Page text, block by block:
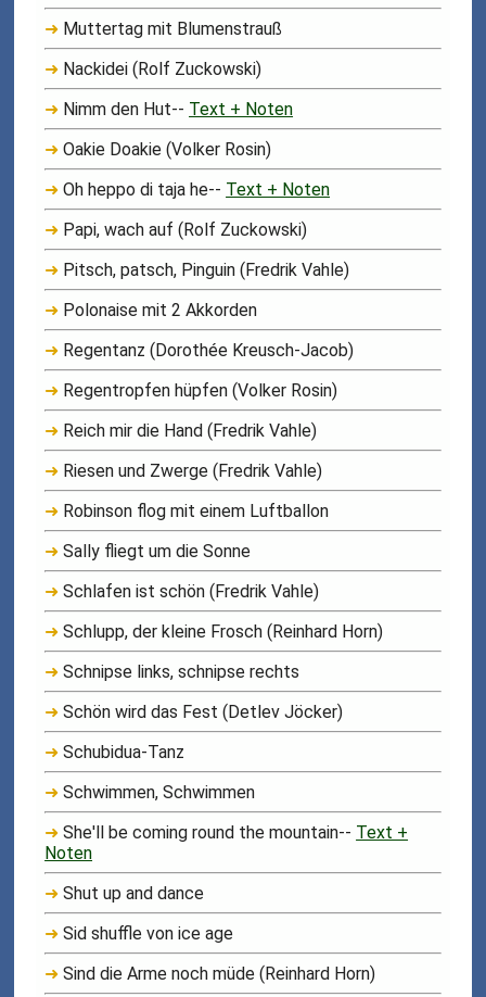
➜ Muttertag mit Blumenstrauß
➜ Nackidei (Rolf Zuckowski)
➜ Nimm den Hut-- Text + Noten
➜Oakie Doakie (Volker Rosin)
➜Oh heppo di taja he-- Text + Noten
➜ Papi, wach auf (Rolf Zuckowski)
➜ Pitsch, patsch, Pinguin (Fredrik Vahle)
➜ Polonaise mit 2 Akkorden
➜ Regentanz (Dorothée Kreusch-Jacob)
➜ Regentropfen hüpfen (Volker Rosin)
➜ Reich mir die Hand (Fredrik Vahle)
➜ Riesen und Zwerge (Fredrik Vahle)
➜ Robinson flog mit einem Luftballon
➜Sally fliegt um die Sonne
➜Schlafen ist schön (Fredrik Vahle)
➜Schlupp, der kleine Frosch (Reinhard Horn)
➜Schnipse links, schnipse rechts
➜Schön wird das Fest (Detlev Jöcker)
➜Schubidua-Tanz
➜Schwimmen, Schwimmen
➜She'll be coming round the mountain-- Text +
Noten
➜Shut up and dance
➜Sid shuffle von ice age
➜Sind die Arme noch müde (Reinhard Horn)